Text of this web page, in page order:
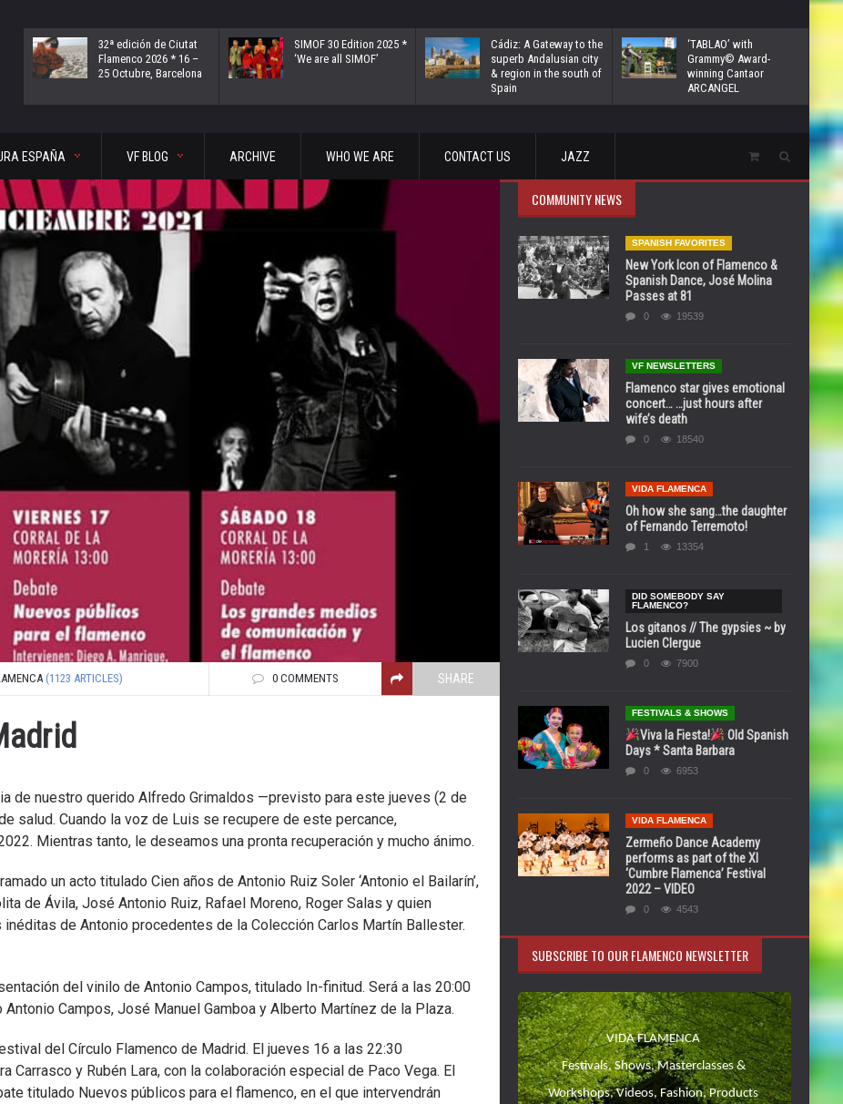
32ª edición de Ciutat
Flamenco 2026 * 16 –
25 Octubre, Barcelona
SIMOF 30 Edition 2025 *
‘We are all SIMOF’
Cádiz: A Gateway to the
superb Andalusian city
& region in the south of
Spain
‘TABLAO’ with
Grammy© Award-
winning Cantaor
ARCANGEL
ESPAÑA VF BLOG ARCHIVE WHO WE ARE CONTACT US JAZZ
(1123 ARTICLES) 0 COMMENTS SHARE
de nuestro querido Alfredo Grimaldos —previsto para este jueves (2 de
salud. Cuando la voz de Luis se recupere de este percance,
Mientras tanto, le deseamos una pronta recuperación y mucho ánimo.
un acto titulado Cien años de Antonio Ruiz Soler ‘Antonio el Bailarín’,
de Ávila, José Antonio Ruiz, Rafael Moreno, Roger Salas y quien
de Antonio procedentes de la Colección Carlos Martín Ballester.
del vinilo de Antonio Campos, titulado In-finitud. Será a las 20:00
Campos, José Manuel Gamboa y Alberto Martínez de la Plaza.
del Círculo Flamenco de Madrid. El jueves 16 a las 22:30
Carrasco y Rubén Lara, con la colaboración especial de Paco Vega. El
titulado Nuevos públicos para el flamenco, en el que intervendrán
COMMUNITY NEWS
SPANISH FAVORITES
New York Icon of Flamenco &
Spanish Dance, José Molina
Passes at 81
0 19539
VF NEWSLETTERS
Flamenco star gives emotional
concert… …just hours after
wife’s death
0 18540
VIDA FLAMENCA
Oh how she sang…the daughter
of Fernando Terremoto!
1 13354
DID SOMEBODY SAY
FLAMENCO?
Los gitanos // The gypsies ~ by
Lucien Clergue
0 7900
FESTIVALS & SHOWS
Viva la Fiesta!
Old Spanish
Days * Santa Barbara
0 6953
VIDA FLAMENCA
Zermeño Dance Academy
performs as part of the XI
‘Cumbre Flamenca’ Festival
2022 – VIDEO
0 4543
SUBSCRIBE TO OUR FLAMENCO NEWSLETTER